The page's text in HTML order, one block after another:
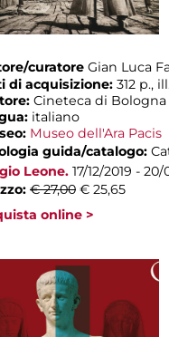
curatore Gian Luca
di acquisizione: 312 p.,
Cineteca di Bologna
italiano
Museo dell'Ara Pacis
guida/catalogo:
Leone. 17/12/2019 -
€ 27,00 € 25,65
online >